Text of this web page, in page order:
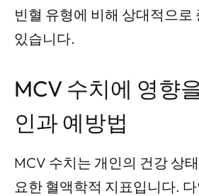
빈혈 유형에 비해 상대적으로
있습니다.
MCV 수치에 영향
인과 예방법
MCV 수치는 개인의 건강 상
요한 혈액학적 지표입니다.